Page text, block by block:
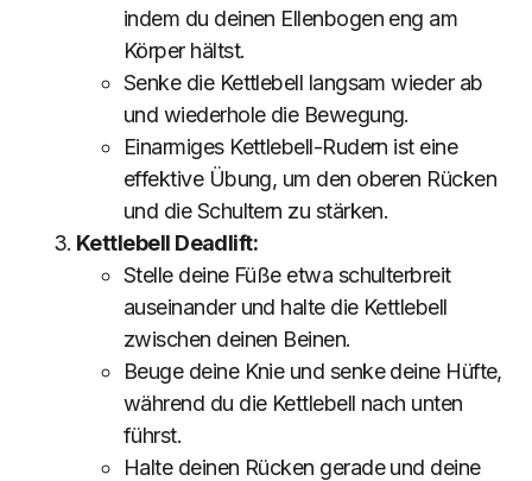
indem du deinen Ellenbogen eng am
Körper hältst.
Senke die Kettlebell langsam wieder ab
und wiederhole die Bewegung.
Einarmiges Kettlebell-Rudern ist eine
effektive Übung, um den oberen Rücken
und die Schultern zu stärken.
Kettlebell Deadlift:
Stelle deine Füße etwa schulterbreit
auseinander und halte die Kettlebell
zwischen deinen Beinen.
Beuge deine Knie und senke deine Hüfte,
während du die Kettlebell nach unten
führst.
Halte deinen Rücken gerade und deine